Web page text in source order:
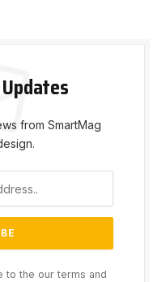
from SmartMag
to the our terms and